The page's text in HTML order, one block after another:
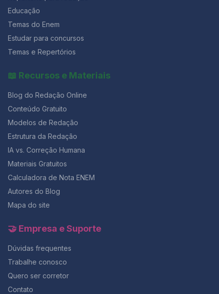
preparação para redações nota 1000 e vestibulares.
Educação
Temas do Enem
Estudar para concursos
Temas e Repertórios
📖 Recursos e Materiais
Blog do Redação Online
Conteúdo Gratuito
Modelos de Redação
Estrutura da Redação
IA vs. Correção Humana
Materiais Gratuitos
Calculadora de Nota ENEM
Autores do Blog
Mapa do site
🤝 Empresa e Suporte
Dúvidas frequentes
Trabalhe conosco
Quero ser corretor
Contato